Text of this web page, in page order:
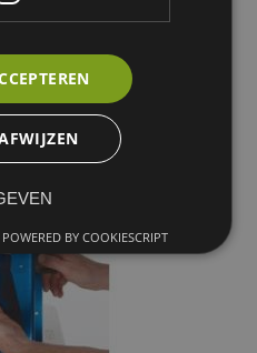
POWERED BY COOKIESCRIPT